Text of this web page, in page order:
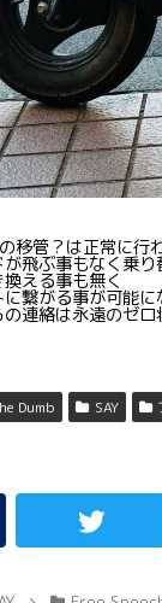
移管？は正常に行
飛ぶ事もなく乗り
える事も無く
繋がる事が可能
連絡は永遠のゼロ
Dumb SAY